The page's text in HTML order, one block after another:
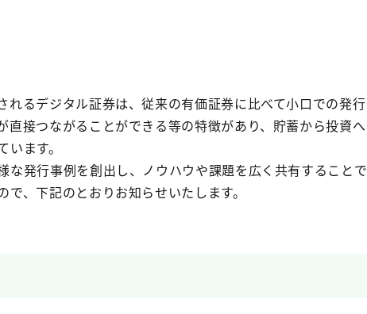
れるデジタル証券は、従来の有価証券に比べて小口での発行
直接つながることができる等の特徴があり、貯蓄から投資へ
ます。
な発行事例を創出し、ノウハウや課題を広く共有することで
、下記のとおりお知らせいたします。